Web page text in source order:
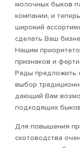
молочных быков
компании, и
широкий
сделать Ваш
Нашим
признаков и
Рады предложить
выбор
дающий Вам
подходящих
Для повышения
скотоводства